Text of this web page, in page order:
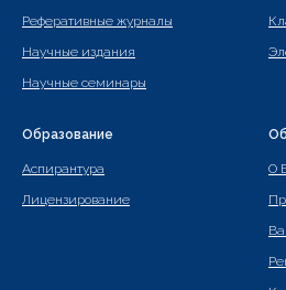
Реферативные журналы
Научные издания
Научные семинары
Образование
Аспирантура
Лицензирование
О